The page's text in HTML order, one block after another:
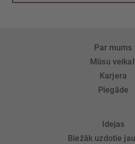
Par mums
Mūsu
Karjera
Piegāde
Idejas
Biežāk uzdotie